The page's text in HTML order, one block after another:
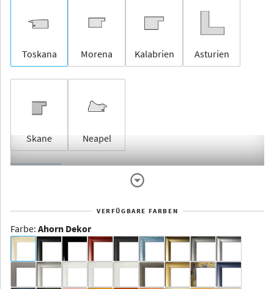
Toskana Morena Kalabrien Asturien
Skane Neapel
Dakota -
Rahmenloser
VERFÜGBARE FARBEN
Farbe: Ahorn Dekor